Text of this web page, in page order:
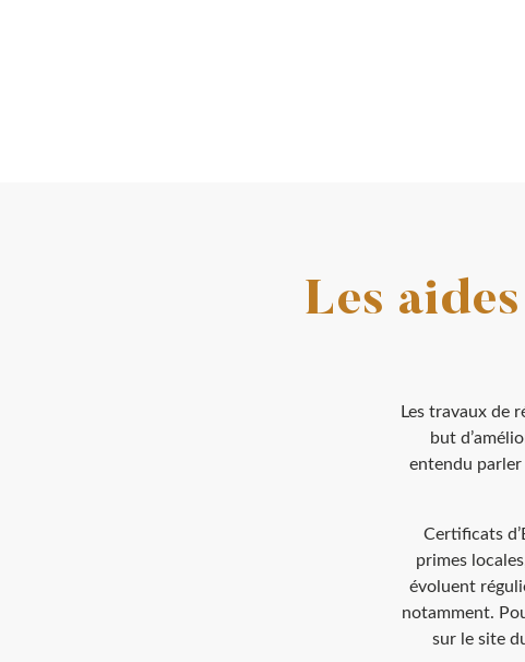
Les
Les travaux de
but
entendu parler
Certificats
primes
évoluent
notamment.
sur le site